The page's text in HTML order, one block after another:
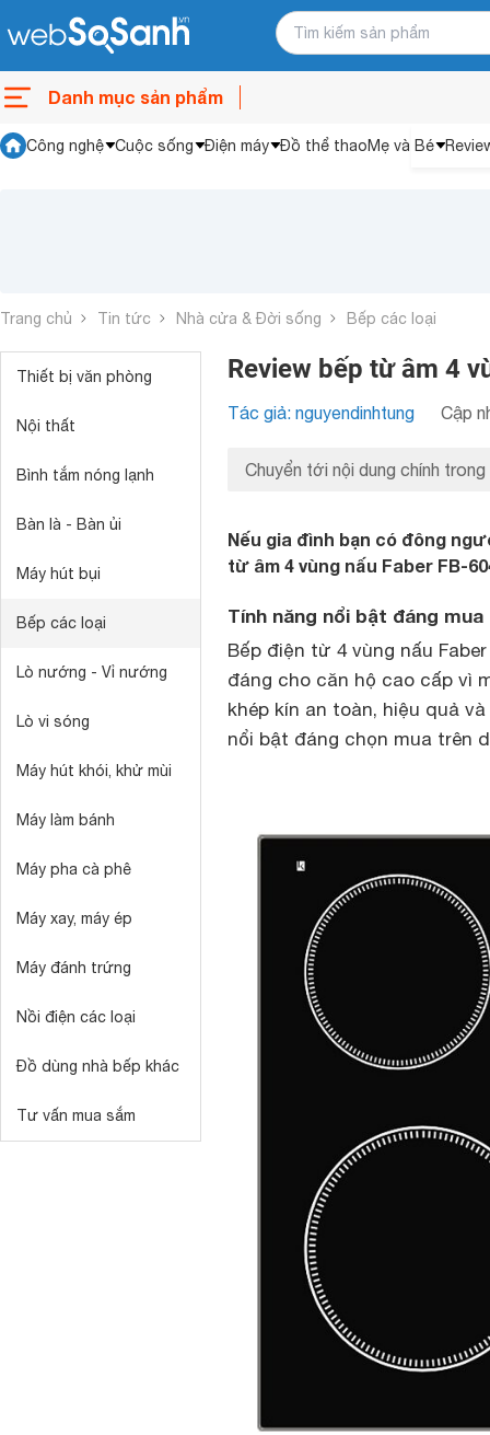
Danh mục sản phẩm
Công nghệ Cuộc sống Điện máy Đồ thể thaoMẹ và Bé
Trang chủ Tin tức Nhà cửa & Đời sống Bếp các loại
Thiết bị văn phòng
Nội thất
Bình tắm nóng lạnh
Bàn là - Bàn ủi
Máy hút bụi
Bếp các loại
Lò nướng - Vỉ nướng
Lò vi sóng
Máy hút khói, khử mùi
Máy làm bánh
Máy pha cà phê
Máy xay, máy ép
Máy đánh trứng
Nồi điện các loại
Đồ dùng nhà bếp khác
Tư vấn mua sắm
Review bếp từ âm 4
Tác giả: nguyendinhtung Cập
Chuyển tới nội dung chính trong
Nếu gia đình bạn có đông
từ âm 4 vùng nấu Faber FB-
Tính năng nổi bật đáng
Bếp điện từ 4 vùng nấu
đáng cho căn hộ cao cấp vì
khép kín an toàn, hiệu quả
nổi bật đáng chọn mua trên